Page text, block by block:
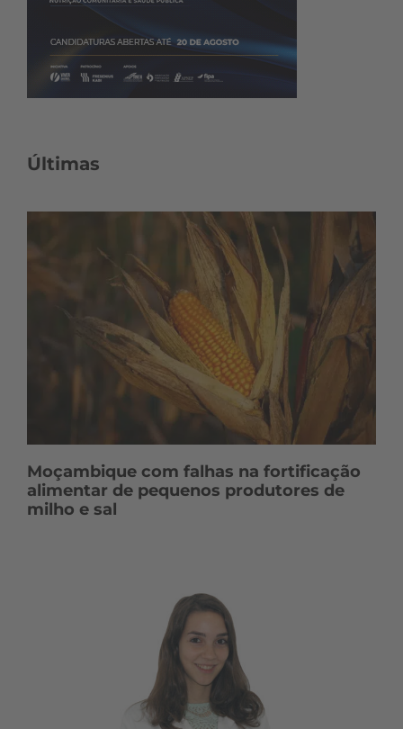
Últimas
Moçambique com falhas na fortificação
alimentar de pequenos produtores de
milho e sal